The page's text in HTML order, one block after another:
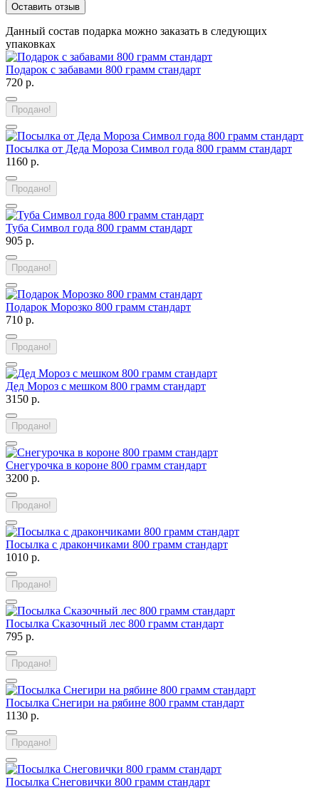
Оставить отзыв
Данный состав подарка можно заказать в следующих
упаковках
Подарок с забавами 800 грамм стандарт
720 р.
Продано!
Посылка от Деда Мороза Символ года 800 грамм стандарт
1160 р.
Продано!
Туба Символ года 800 грамм стандарт
905 р.
Продано!
Подарок Морозко 800 грамм стандарт
710 р.
Продано!
Дед Мороз с мешком 800 грамм стандарт
3150 р.
Продано!
Снегурочка в короне 800 грамм стандарт
3200 р.
Продано!
Посылка с дракончиками 800 грамм стандарт
1010 р.
Продано!
Посылка Сказочный лес 800 грамм стандарт
795 р.
Продано!
Посылка Снегири на рябине 800 грамм стандарт
1130 р.
Продано!
Посылка Снеговички 800 грамм стандарт